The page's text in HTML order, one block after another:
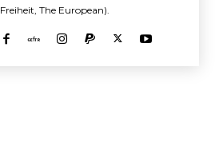
Freiheit, The European).